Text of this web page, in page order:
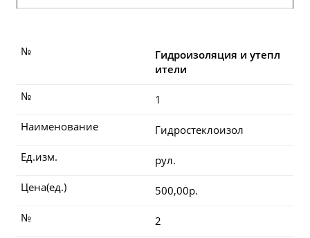
Гидроизоляция и утепл
ители
№
1
№
Гидростеклоизол
Наименование
рул.
Ед.изм.
500,00р.
Цена(ед.)
2
№